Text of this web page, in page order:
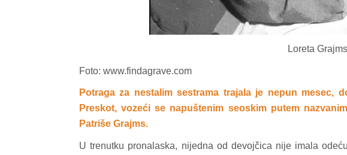
Loreta Grajms
Foto: www.findagrave.com
Potraga za nestalim sestrama trajala je nepun mesec,
Preskot, vozeći se napuštenim seoskim putem
Patriše Grajms.
U trenutku pronalaska, nijedna od devojčica nije imala